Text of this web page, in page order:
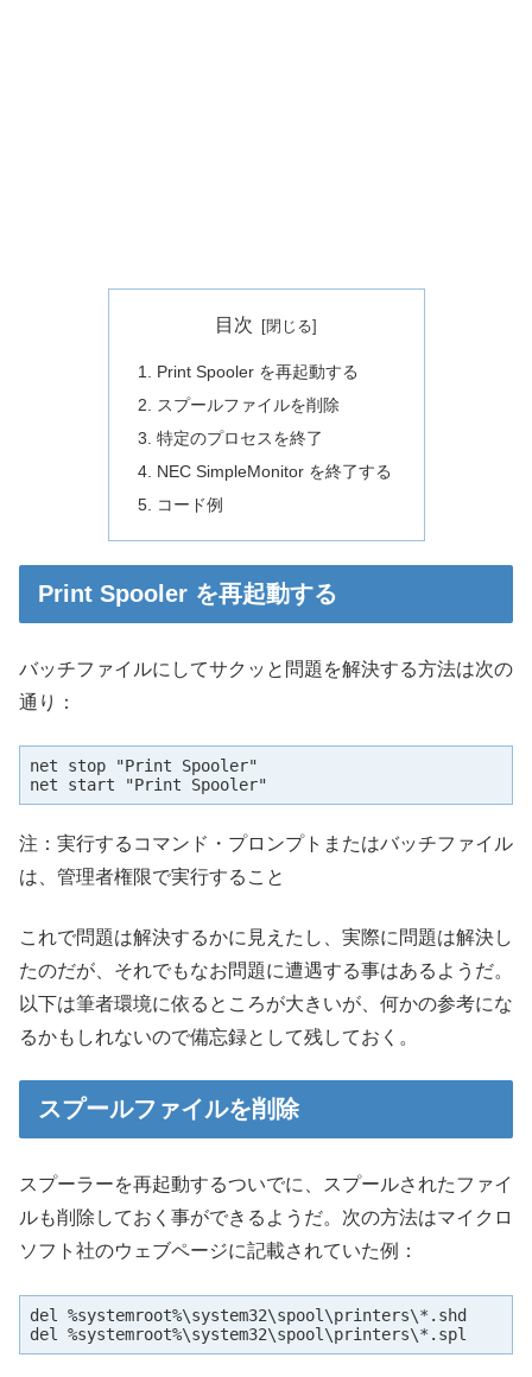
目次
Print Spooler を再起動する
スプールファイルを削除
特定のプロセスを終了
NEC SimpleMonitor を終了する
コード例
Print Spooler を再起動する
バッチファイルにしてサクッと問題を解決する方法は次の
通り：
net stop "Print Spooler"
net start "Print Spooler"
注：実行するコマンド・プロンプトまたはバッチファイル
は、管理者権限で実行すること
これで問題は解決するかに見えたし、実際に問題は解決し
たのだが、それでもなお問題に遭遇する事はあるようだ。
以下は筆者環境に依るところが大きいが、何かの参考にな
るかもしれないので備忘録として残しておく。
スプールファイルを削除
スプーラーを再起動するついでに、スプールされたファイ
ルも削除しておく事ができるようだ。次の方法はマイクロ
ソフト社のウェブページに記載されていた例：
del %systemroot%\system32\spool\printers\*.shd
del %systemroot%\system32\spool\printers\*.spl